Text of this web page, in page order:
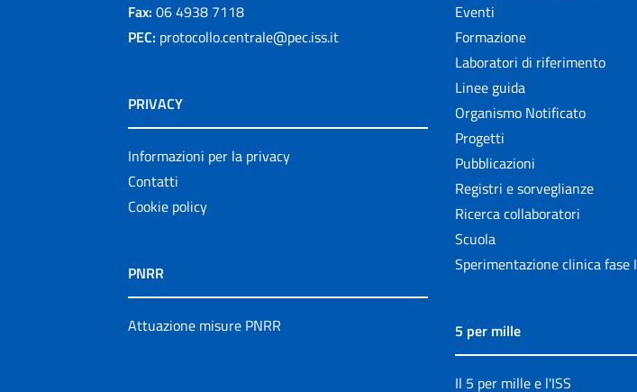
Fax: 06 4938 7118
PEC: protocollo.centrale@pec.iss.it
PRIVACY
Informazioni per la privacy
Contatti
Cookie policy
PNRR
Attuazione misure PNRR
Eventi
Formazione
Laboratori di riferimento
Linee guida
Organismo Notificato
Progetti
Pubblicazioni
Registri e sorveglianze
Ricerca collaboratori
Scuola
Sperimentazione clinica fase I
5 per mille
Il 5 per mille e l'ISS